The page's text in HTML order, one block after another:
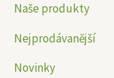
Naše produkty
Nejprodávanější
Novinky